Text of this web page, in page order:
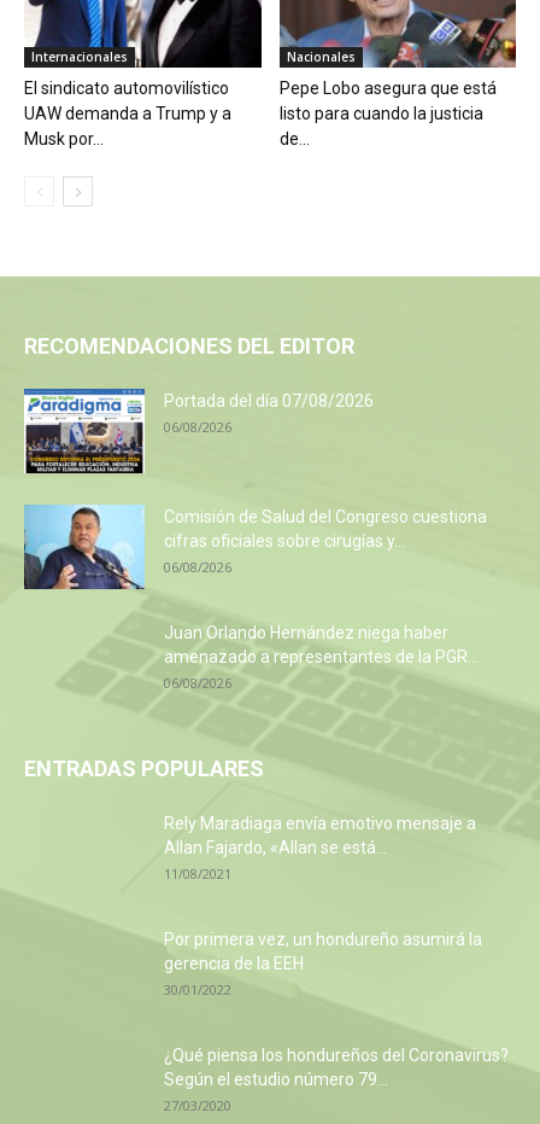
Internacionales
El sindicato automovilístico
UAW demanda a Trump y a
Musk por...
Nacionales
Pepe Lobo asegura que está
listo para cuando la justicia
de...
RECOMENDACIONES DEL EDITOR
Portada del día 07/08/2026
06/08/2026
Comisión de Salud del Congreso cuestiona
cifras oficiales sobre cirugías y...
06/08/2026
Juan Orlando Hernández niega haber
amenazado a representantes de la PGR...
06/08/2026
ENTRADAS POPULARES
Rely Maradiaga envía emotivo mensaje a
Allan Fajardo, «Allan se está...
11/08/2021
Por primera vez, un hondureño asumirá la
gerencia de la EEH
30/01/2022
¿Qué piensa los hondureños del Coronavirus?
Según el estudio número 79...
27/03/2020